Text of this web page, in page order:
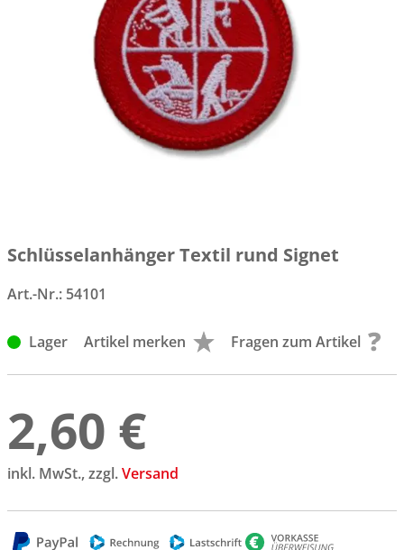
Schlüsselanhänger Textil rund Signet
Art.-Nr.: 54101
Lager Artikel merken Fragen zum Artikel
2,60 €
inkl. MwSt., zzgl.Versand